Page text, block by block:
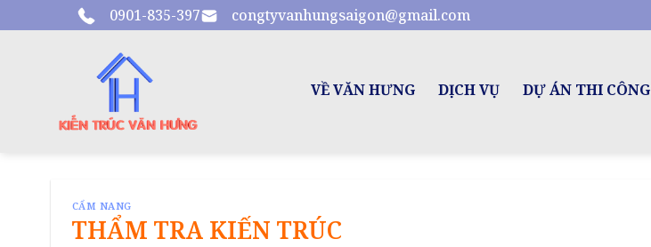
to
0901-835-397 congtyvanhungsaigon@gmail.com
VỀ VĂN HƯNG DỊCH VỤ DỰ ÁN THI CÔNG
CẨM NANG
THẨM TRA KIẾN TRÚC